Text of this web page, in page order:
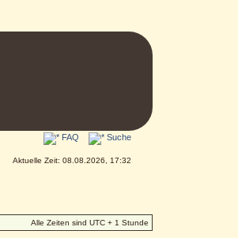
FAQ Suche
Aktuelle Zeit: 08.08.2026, 17:32
Alle Zeiten sind UTC + 1 Stunde